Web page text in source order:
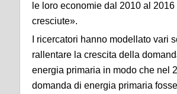
le loro economie dal 2010 al 2016
cresciute».
I ricercatori hanno modellato vari
rallentare la crescita della
energia primaria in modo che nel
domanda di energia primaria